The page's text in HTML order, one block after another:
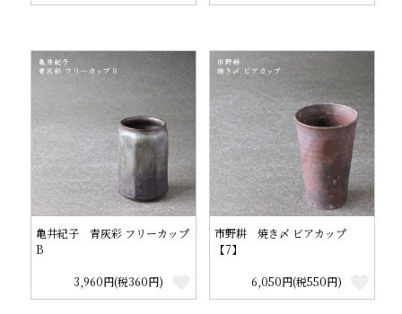
亀井紀子 青灰彩 フリーカップ
B
3,960円(税360円)
市野耕 焼き〆 ビアカップ
【7】
6,050円(税550円)